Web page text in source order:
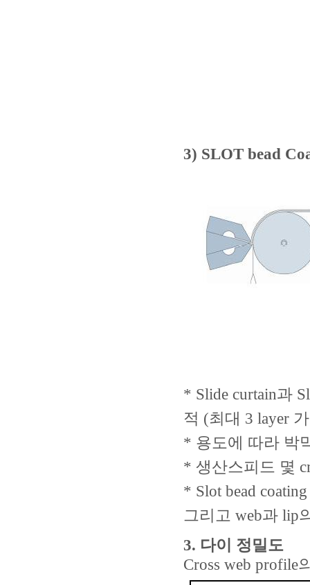
3) SLOT bead
* Slide curtain과
적 (최대 3 layer
* 용도에 따라 박
* 생산스피드 몇
* Slot bead
그리고 web과 lip
3. 다이 정밀도
Cross web